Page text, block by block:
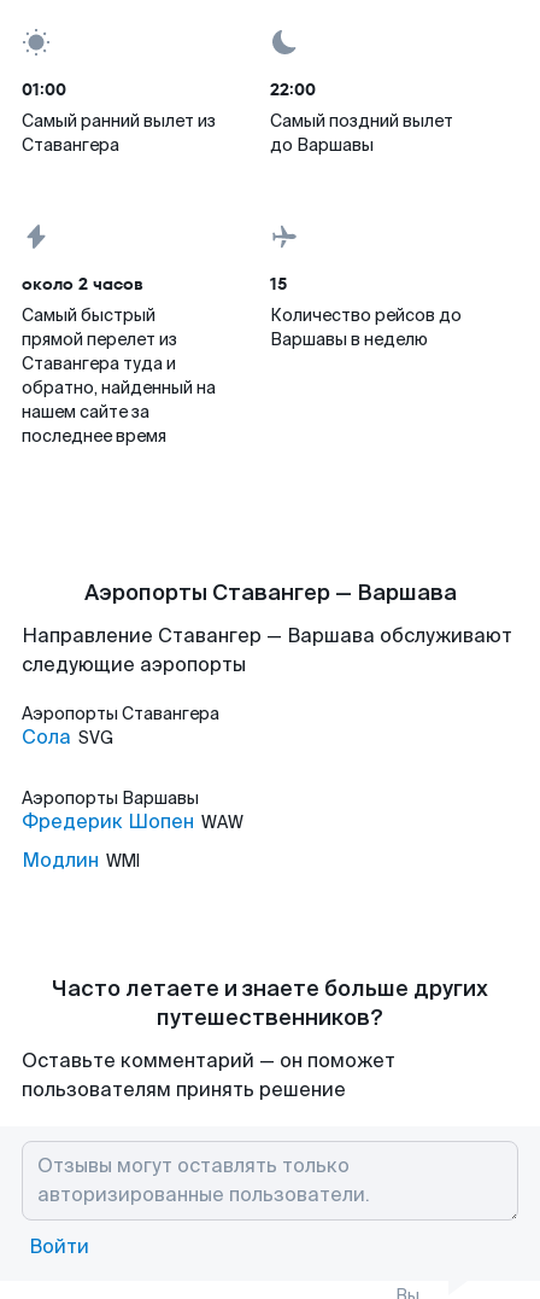
01:00
Самый ранний вылет из
Ставангера
22:00
Самый поздний вылет
до Варшавы
около 2 часов
Самый быстрый
прямой перелет из
Ставангера туда и
обратно, найденный на
нашем сайте за
последнее время
15
Количество рейсов до
Варшавы в неделю
Аэропорты Ставангер — Варшава
Направление Ставангер — Варшава обслуживают
следующие аэропорты
Аэропорты Ставангера
Сола SVG
Аэропорты Варшавы
Фредерик Шопен WAW
Модлин WMI
Часто летаете и знаете больше других
путешественников?
Оставьте комментарий — он поможет
пользователям принять решение
Войти